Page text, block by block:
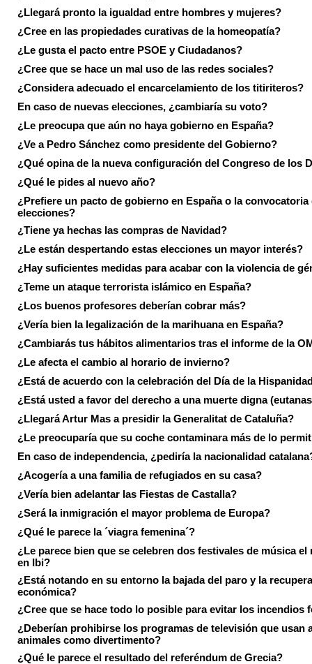
¿Llegará pronto la igualdad entre hombres y mujeres?
¿Cree en las propiedades curativas de la homeopatía?
¿Le gusta el pacto entre PSOE y Ciudadanos?
¿Cree que se hace un mal uso de las redes sociales?
¿Considera adecuado el encarcelamiento de los titiriteros?
En caso de nuevas elecciones, ¿cambiaría su voto?
¿Le preocupa que aún no haya gobierno en España?
¿Ve a Pedro Sánchez como presidente del Gobierno?
¿Qué opina de la nueva configuración del Congreso de los
¿Qué le pides al nuevo año?
¿Prefiere un pacto de gobierno en España o la convocatoria
elecciones?
¿Tiene ya hechas las compras de Navidad?
¿Le están despertando estas elecciones un mayor interés?
¿Hay suficientes medidas para acabar con la violencia de
¿Teme un ataque terrorista islámico en España?
¿Los buenos profesores deberían cobrar más?
¿Vería bien la legalización de la marihuana en España?
¿Cambiarás tus hábitos alimentarios tras el informe de la
¿Le afecta el cambio al horario de invierno?
¿Está de acuerdo con la celebración del Día de la
¿Está usted a favor del derecho a una muerte digna
¿Llegará Artur Mas a presidir la Generalitat de Cataluña?
¿Le preocuparía que su coche contaminara más de lo
En caso de independencia, ¿pediría la nacionalidad
¿Acogería a una familia de refugiados en su casa?
¿Vería bien adelantar las Fiestas de Castalla?
¿Será la inmigración el mayor problema de Europa?
¿Qué le parece la ´viagra femenina´?
¿Le parece bien que se celebren dos festivales de música el
en Ibi?
¿Está notando en su entorno la bajada del paro y la
económica?
¿Cree que se hace todo lo posible para evitar los incendios
¿Deberían prohibirse los programas de televisión que usan
animales como divertimento?
¿Qué le parece el resultado del referéndum de Grecia?